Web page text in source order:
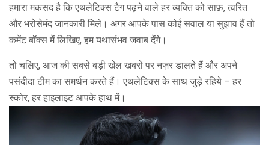
हमारा मकसद है कि एथलेटिक्स टैग पढ़ने वाले हर व्यक्ति को साफ़, त्वरित
और भरोसेमंद जानकारी मिले। अगर आपके पास कोई सवाल या सुझाव हैं तो
कमेंट बॉक्स में लिखिए, हम यथासंभव जवाब देंगे।
तो चलिए, आज की सबसे बड़ी खेल खबरों पर नज़र डालते हैं और अपने
पसंदीदा टीम का समर्थन करते हैं। एथलेटिक्स के साथ जुड़े रहिये – हर
स्कोर, हर हाइलाइट आपके हाथ में।